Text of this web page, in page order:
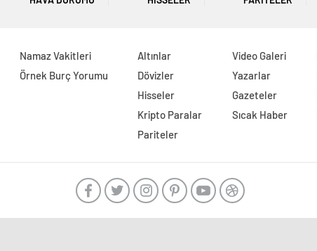
Namaz Vakitleri
Örnek Burç Yorumu
Altınlar
Dövizler
Hisseler
Kripto Paralar
Pariteler
Video Galeri
Yazarlar
Gazeteler
Sıcak Haber